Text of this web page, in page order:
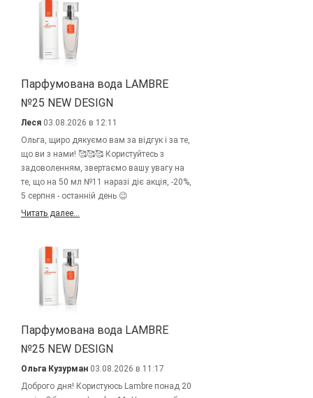
Парфумована вода LAMBRE
№25 NEW DESIGN
Леся 03.08.2026 в 12:11
Ольга, щиро дякуємо вам за відгук і за те,
що ви з нами! 🥰🥰🥰 Користуйтесь з
задоволенням, звертаємо вашу увагу на
те, що на 50 мл №11 наразі діє акція, -20%,
5 серпня - останній день 😉
Читать далее...
Парфумована вода LAMBRE
№25 NEW DESIGN
Ольга Кузурман 03.08.2026 в 11:17
Доброго дня! Користуюсь Lambre понад 20